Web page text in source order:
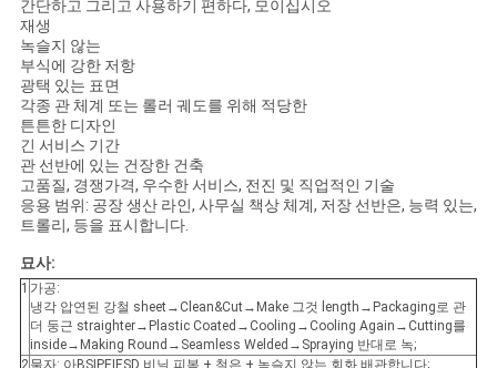
간단하고 그리고 사용하기 편하다, 모이십시오
재생
녹슬지 않는
부식에 강한 저항
광택 있는 표면
각종 관 체계 또는 롤러 궤도를 위해 적당한
튼튼한 디자인
긴 서비스 기간
관 선반에 있는 건장한 건축
고품질, 경쟁가격, 우수한 서비스, 전진 및 직업적인 기술
응용 범위: 공장 생산 라인, 사무실 책상 체계, 저장 선반은, 능력 있는,
트롤리, 등을 표시합니다.
묘사:
1 가공:
냉각 압연된 강철 sheet→Clean&Cut→Make 그것 length→Packaging로 관
더 둥근 straighter→Plastic Coated→Cooling→Cooling Again→Cutting를
inside→Making Round→Seamless Welded→Spraying 반대로 녹;